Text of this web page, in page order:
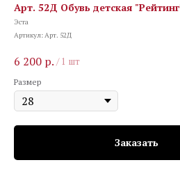
Арт. 52Д Обувь детская
Эста
Артикул:Арт. 52Д
6 200 р. / 1 шт
Размер
Заказать